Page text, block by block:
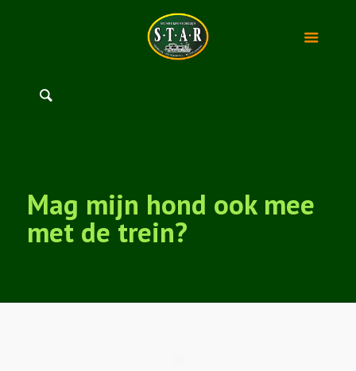
Mag mijn hond ook mee
met de trein?